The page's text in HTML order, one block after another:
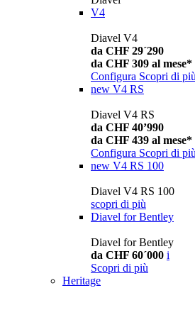
V4
Diavel V4
da CHF 29´290
da CHF 309 al mese*
Configura Scopri di più
new V4 RS
Diavel V4 RS
da CHF 40’990
da CHF 439 al mese*
Configura Scopri di più
new V4 RS 100
Diavel V4 RS 100
scopri di più
Diavel for Bentley
Diavel for Bentley
da CHF 60´000 i
Scopri di più
Heritage